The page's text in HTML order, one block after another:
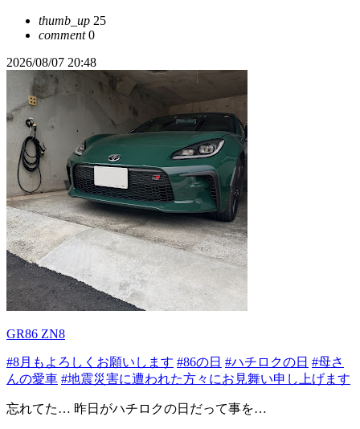
thumb_up 25
comment0
2026/08/07 20:48
GR86 ZN8
#8月もよろしくお願いします #86の日 #ハチロクの日 #母さ
んの愛車 #地震災害に遭われた方々にお見舞い申し上げます
忘れてた… 昨日がハチロクの日だって事を…